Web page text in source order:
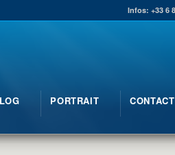
Infos: +33 6
PORTRAIT CONTACT